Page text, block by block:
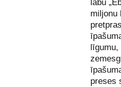
labu
miljonu
preses